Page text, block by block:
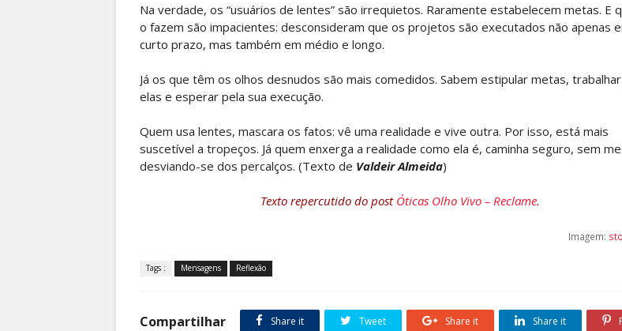
Na verdade, os “usuários de lentes” são irrequietos. Raramente estabelecem metas. E
o fazem são impacientes: desconsideram que os projetos são executados não apenas
curto prazo, mas também em médio e longo.
Já os que têm os olhos desnudos são mais comedidos. Sabem estipular metas,
elas e esperar pela sua execução.
Quem usa lentes, mascara os fatos: vê uma realidade e vive outra. Por isso, está mais
suscetível a tropeços. Já quem enxerga a realidade como ela é, caminha seguro, sem
desviando-se dos percalços. (Texto de Valdeir Almeida)
Texto repercutido do post Óticas Olho Vivo – Reclame.
Imagem:
Tags : Mensagens Reflexão
Compartilhar Share it Tweet Share it Share it